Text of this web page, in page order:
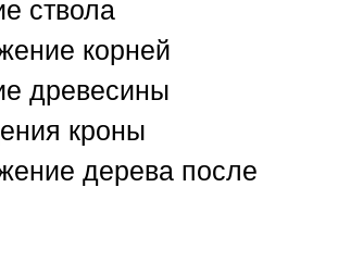
ствола
корней
древесины
кроны
дерева после